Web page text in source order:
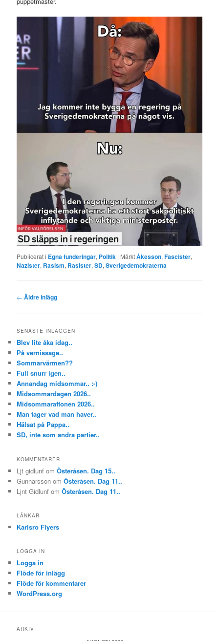
Publicerat i Egna funderingar, Politik | MärktÅkesson,Fascister,
Nazister, Rasism, Rasister,SD,Sverigedemokraterna
Inläggsnavigering
← Äldre inlägg
SENASTE INLÄGGEN
Blev lite åka idag..
På vernissage..
Sommarvärmen??
Full snurr igen..
Annandag midsommar.. :-)
Midsommardagen 2026..
Midsommaraftonen 2026..
Man tager vad man haver..
Hälsat på Pappa..
SD, inte som andra partier..
KOMMENTARER
Ljt gidlunf omÖsteråsen. Dag 15..
Gunnarsson omÖsteråsen. Dag 11..
Ljnt Gidlunf omÖsteråsen. Dag 11..
LÄNKAR
Karlsro Flyers
LOGGA IN
Logga in
Flöde för inlägg
Flöde för kommentarer
WordPress.org
ARKIV